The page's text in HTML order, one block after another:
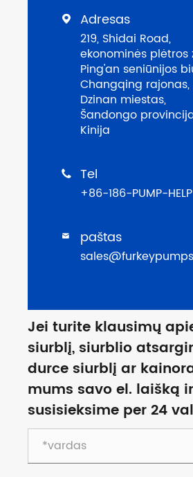
 Adresas
219, Shidai Road,
ekonominės plėtros
Ping'an seniūnijos
Changqing rajonas,
Dzinan miestas,
Šandongo
Kinija
 Tel
+86-186-PUMP-HELP
 paštas
Jei turite klausimų
siurblį, siurblio
durce siurblį ar
mums savo el. laišką
susisieksime per 24